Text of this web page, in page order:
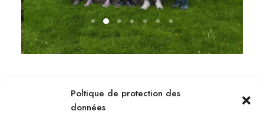
Poltique de protection des
données